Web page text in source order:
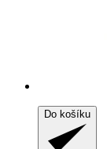
Do košíku